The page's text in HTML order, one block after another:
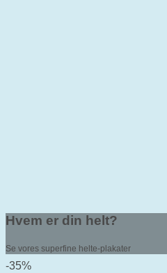
Hvem er din helt?
Se vores superfine helte-plakater
-35%